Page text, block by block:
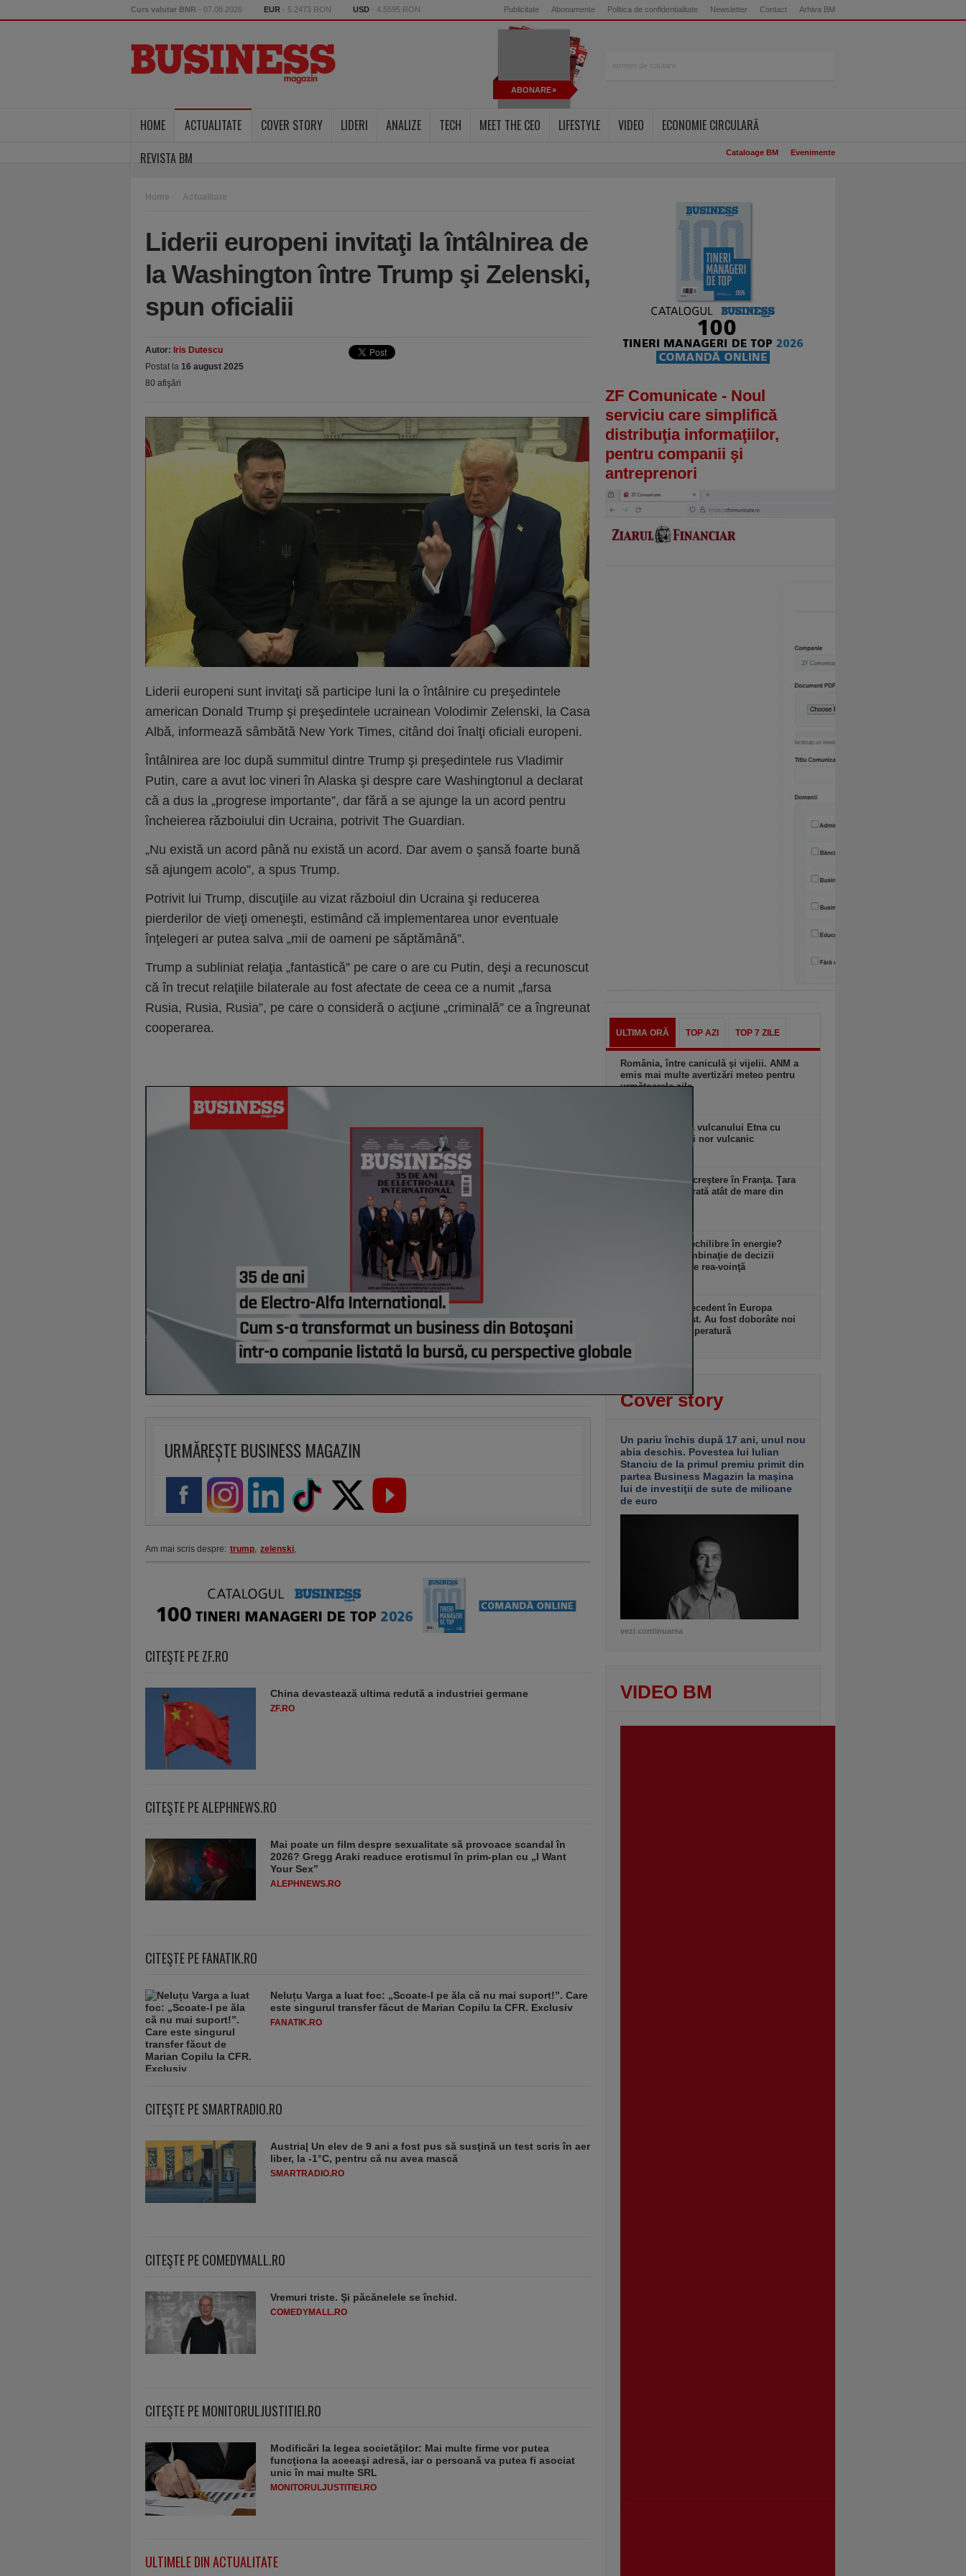
Curs valutar BNR - 07.08.2026 EUR - 5.2473 RON USD - 4.5595 RON Publicitate Abonamente Politica de confidentialitate Newsletter Contact Arhiva BM
ABONARE
HOME ACTUALITATE COVER STORY LIDERI ANALIZE TECH MEET THE CEO LIFESTYLE VIDEO
ECONOMIE CIRCULARĂ
REVISTA BM
Cataloage BM Evenimente
Home Actualitate
Liderii europeni invitaţi la întâlnirea de
la Washington între Trump şi Zelenski,
spun oficialii
Autor: Iris Dutescu
Postat la 16 august 2025
80 afişări
Liderii europeni sunt invitaţi să participe luni la o întâlnire cu preşedintele
american Donald Trump şi preşedintele ucrainean Volodimir Zelenski, la Casa
Albă, informează sâmbătă New York Times, citând doi înalţi oficiali europeni.
Întâlnirea are loc după summitul dintre Trump şi preşedintele rus Vladimir
Putin, care a avut loc vineri în Alaska şi despre care Washingtonul a declarat
că a dus la „progrese importante”, dar fără a se ajunge la un acord pentru
încheierea războiului din Ucraina, potrivit The Guardian.
„Nu există un acord până nu există un acord. Dar avem o şansă foarte bună
să ajungem acolo”, a spus Trump.
Potrivit lui Trump, discuţiile au vizat războiul din Ucraina şi reducerea
pierderilor de vieţi omeneşti, estimând că implementarea unor eventuale
înţelegeri ar putea salva „mii de oameni pe săptămână”.
Trump a subliniat relaţia „fantastică” pe care o are cu Putin, deşi a recunoscut
că în trecut relaţiile bilaterale au fost afectate de ceea ce a numit „farsa
Rusia, Rusia, Rusia”, pe care o consideră o acţiune „criminală” ce a îngreunat
cooperarea.
URMĂREȘTE BUSINESS MAGAZIN
Am mai scris despre: trump, zelenski,
CITEŞTE PE ZF.RO
China devastează ultima redută a industriei germane
ZF.RO
CITEŞTE PE ALEPHNEWS.RO
Mai poate un film despre sexualitate să provoace scandal în
2026? Gregg Araki readuce erotismul în prim-plan cu „I Want
Your Sex”
ALEPHNEWS.RO
CITEŞTE PE FANATIK.RO
Neluțu Varga a luat foc: „Scoate-l pe ăla că nu mai suport!”. Care
este singurul transfer făcut de Marian Copilu la CFR. Exclusiv
FANATIK.RO
CITEŞTE PE SMARTRADIO.RO
Austria| Un elev de 9 ani a fost pus să susţină un test scris în aer
liber, la -1°C, pentru că nu avea mască
SMARTRADIO.RO
CITEŞTE PE COMEDYMALL.RO
Vremuri triste. Şi păcănelele se închid.
COMEDYMALL.RO
CITEŞTE PE MONITORULJUSTITIEI.RO
Modificări la legea societăţilor: Mai multe firme vor putea
funcţiona la aceeaşi adresă, iar o persoană va putea fi asociat
unic în mai multe SRL
MONITORULJUSTITIEI.RO
ULTIMELE DIN ACTUALITATE
ZF Comunicate - Noul
serviciu care simplifică
distribuţia informaţiilor,
pentru companii şi
antreprenori
ULTIMA ORĂ TOP AZI TOP 7 ZILE
România, între caniculă şi vijelii. ANM a
emis mai multe avertizări meteo pentru
următoarele zile
O nouă erupţie a vulcanului Etna cu
fântâni de lavă şi nor vulcanic
Şomajul este în creştere în Franţa. Ţara
nu a mai avut o rată atât de mare din
De ce avem dezechilibre în energie?
Bolojan: E o combinaţie de decizii
greşite, uneori de rea-voinţă
Caniculă fără precedent în Europa
Centrală şi de Est. Au fost doborâte noi
recorduri de temperatură
Cover story
Un pariu închis după 17 ani, unul nou
abia deschis. Povestea lui Iulian
Stanciu de la primul premiu primit din
partea Business Magazin la maşina
lui de investiţii de sute de milioane
de euro
vezi continuarea
VIDEO BM